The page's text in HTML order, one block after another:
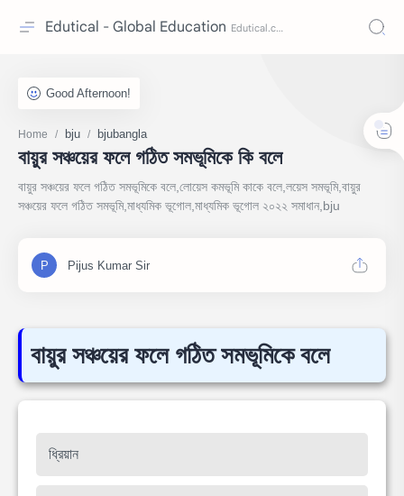
Edutical - Global Education
Home bju bjubangla
বায়ুর সঞ্চয়ের ফলে গঠিত সমভূমিকে কি বলে
বায়ুর সঞ্চয়ের ফলে গঠিত সমভূমিকে বলে,লোয়েস কমভূমি কাকে বলে,লয়েস সমভূমি,বায়ুর
সঞ্চয়ের ফলে গঠিত সমভূমি,মাধ্যমিক ভূগোল,মাধ্যমিক ভূগোল ২০২২ সমাধান,bju
বায়ুর সঞ্চয়ের ফলে গঠিত সমভূমিকে বলে
ধ্রিয়ান